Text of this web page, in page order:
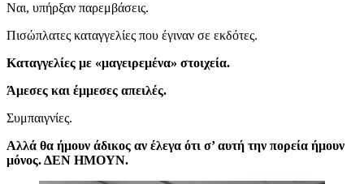
Ναι, υπήρξαν παρεμβάσεις.
Πισώπλατες καταγγελίες που έγιναν σε εκδότες.
Καταγγελίες με «μαγειρεμένα» στοιχεία.
Άμεσες και έμμεσες απειλές.
Συμπαιγνίες.
Αλλά θα ήμουν άδικος αν έλεγα ότι σ’ αυτή την πορεία ήμουν
μόνος. ΔΕΝ ΗΜΟΥΝ.